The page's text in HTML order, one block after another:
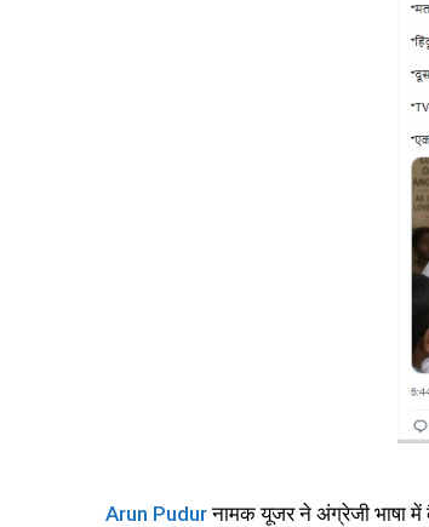
Arun Pudurनामक यूजर ने अंग्रेजी भाषा में